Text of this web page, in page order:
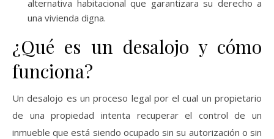
alternativa habitacional que garantizara su derecho a
una vivienda digna.
¿Qué es un desalojo y cómo
funciona?
Un desalojo es un proceso legal por el cual un propietario
de una propiedad intenta recuperar el control de un
inmueble que está siendo ocupado sin su autorización o sin